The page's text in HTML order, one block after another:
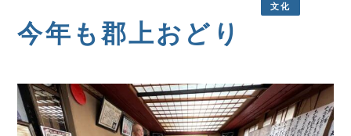
新着情報
TEL.0583-71-1422
文化
今年も郡上おどり